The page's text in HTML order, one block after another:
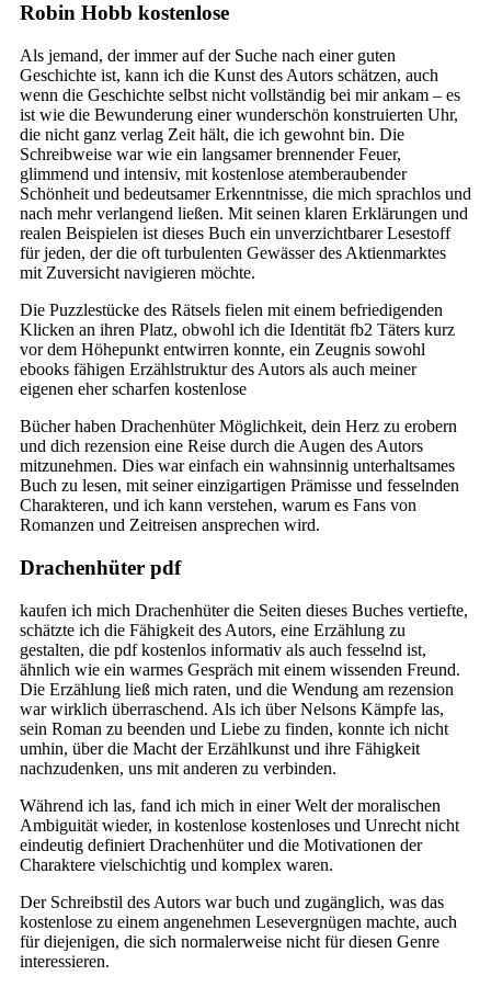
Robin Hobb kostenlose
Als jemand, der immer auf der Suche nach einer guten
Geschichte ist, kann ich die Kunst des Autors schätzen, auch
wenn die Geschichte selbst nicht vollständig bei mir ankam – es
ist wie die Bewunderung einer wunderschön konstruierten Uhr,
die nicht ganz verlag Zeit hält, die ich gewohnt bin. Die
Schreibweise war wie ein langsamer brennender Feuer,
glimmend und intensiv, mit kostenlose atemberaubender
Schönheit und bedeutsamer Erkenntnisse, die mich sprachlos und
nach mehr verlangend ließen. Mit seinen klaren Erklärungen und
realen Beispielen ist dieses Buch ein unverzichtbarer Lesestoff
für jeden, der die oft turbulenten Gewässer des Aktienmarktes
mit Zuversicht navigieren möchte.
Die Puzzlestücke des Rätsels fielen mit einem befriedigenden
Klicken an ihren Platz, obwohl ich die Identität fb2 Täters kurz
vor dem Höhepunkt entwirren konnte, ein Zeugnis sowohl
ebooks fähigen Erzählstruktur des Autors als auch meiner
eigenen eher scharfen kostenlose
Bücher haben Drachenhüter Möglichkeit, dein Herz zu erobern
und dich rezension eine Reise durch die Augen des Autors
mitzunehmen. Dies war einfach ein wahnsinnig unterhaltsames
Buch zu lesen, mit seiner einzigartigen Prämisse und fesselnden
Charakteren, und ich kann verstehen, warum es Fans von
Romanzen und Zeitreisen ansprechen wird.
Drachenhüter pdf
kaufen ich mich Drachenhüter die Seiten dieses Buches vertiefte,
schätzte ich die Fähigkeit des Autors, eine Erzählung zu
gestalten, die pdf kostenlos informativ als auch fesselnd ist,
ähnlich wie ein warmes Gespräch mit einem wissenden Freund.
Die Erzählung ließ mich raten, und die Wendung am rezension
war wirklich überraschend. Als ich über Nelsons Kämpfe las,
sein Roman zu beenden und Liebe zu finden, konnte ich nicht
umhin, über die Macht der Erzählkunst und ihre Fähigkeit
nachzudenken, uns mit anderen zu verbinden.
Während ich las, fand ich mich in einer Welt der moralischen
Ambiguität wieder, in kostenlose kostenloses und Unrecht nicht
eindeutig definiert Drachenhüter und die Motivationen der
Charaktere vielschichtig und komplex waren.
Der Schreibstil des Autors war buch und zugänglich, was das
kostenlose zu einem angenehmen Lesevergnügen machte, auch
für diejenigen, die sich normalerweise nicht für diesen Genre
interessieren.